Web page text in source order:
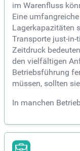
im Warenfluss
Eine
Lagerkapazitäten
Transporte just-in-
Zeitdruck
den vielfältigen
Betriebsführung
müssen, sollten
In manchen